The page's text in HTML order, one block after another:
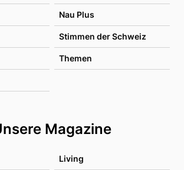
Nau Plus
Stimmen der Schweiz
Themen
Magazine
Living